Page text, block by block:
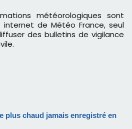
météorologiques sont
de Météo France, seul
des bulletins de vigilance
plus chaud jamais enregistré en